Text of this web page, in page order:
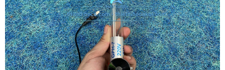
KIẾN THỨC
HỖ TRỢ
Giới thiệu